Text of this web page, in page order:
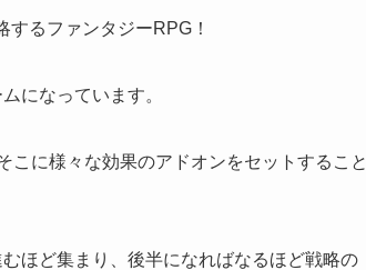
るファンタジーRPG！
になっています。
こに様々な効果のアドオンをセットすること
ほど集まり、後半になればなるほど戦略の